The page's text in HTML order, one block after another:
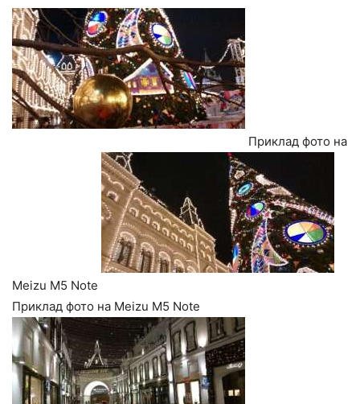
Приклад фото на
Meizu M5 Note
Приклад фото на Meizu M5 Note